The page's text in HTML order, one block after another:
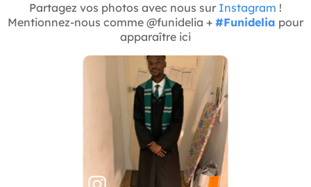
Partagez vos photos avec nous sur Instagram !
Mentionnez-nous comme @funidelia + #Funidelia pour
apparaître ici